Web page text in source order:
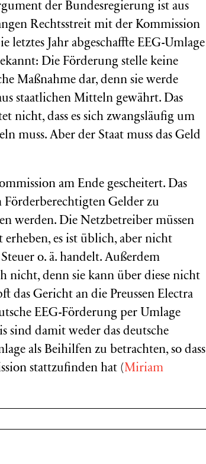
der Bundesregierung ist aus
Rechtsstreit mit der Kommission
letztes Jahr abgeschaffte EEG-Umlage
Die Förderung stelle keine
Maßnahme dar, denn sie werde
staatlichen Mitteln gewährt. Das
nicht, dass es sich zwangsläufig um
muss. Aber der Staat muss das Geld
am Ende gescheitert. Das
Gelder zu
werden. Die Netzbetreiber müssen
es ist üblich, aber nicht
o. ä. handelt. Außerdem
nicht, denn sie kann über diese nicht
das Gericht an die Preussen Electra
EEG-Förderung per Umlage
sind damit weder das deutsche
als Beihilfen zu betrachten, so dass
stattzufinden hat (Miriam